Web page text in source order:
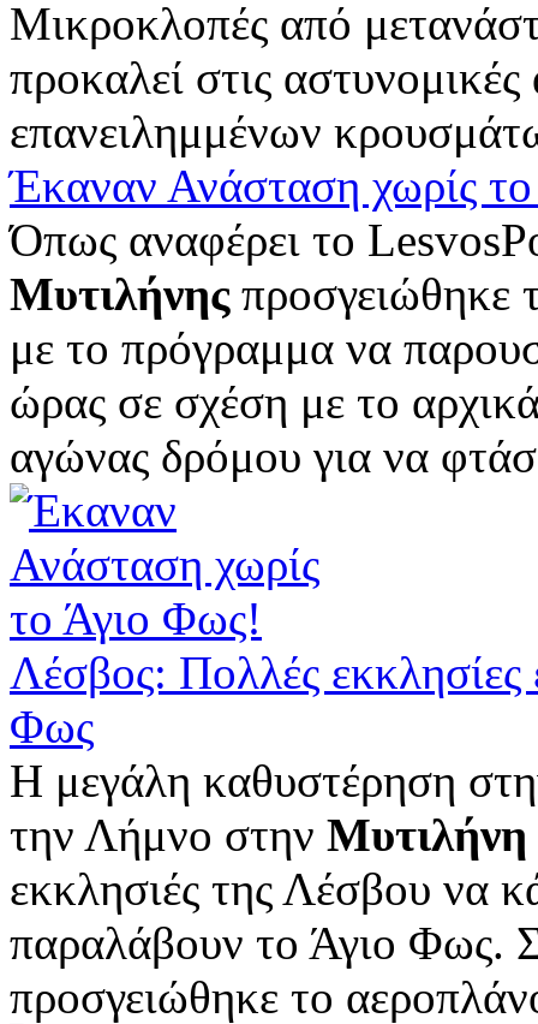
Μικροκλοπές από
προκαλεί στις
επανειλημμένων
Έκαναν Ανάσταση χωρίς
Όπως αναφέρει το
Μυτιλήνηςπροσγειώθηκε
με το πρόγραμμα να
ώρας σε σχέση με το
αγώνας δρόμου για να
Λέσβος: Πολλές
Φως
Η μεγάλη καθυστέρηση
την Λήμνο στην Μυτιλήνη
εκκλησιές της Λέσβου να
παραλάβουν το Άγιο Φως.
προσγειώθηκε το